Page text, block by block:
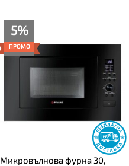
5%
ПРОМО
Микровълнова фурна 30,
was:
259.00€
е:
245.00€